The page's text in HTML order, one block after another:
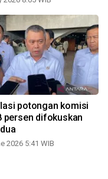
potongan komisi
persen difokuskan
2026 5:41 WIB